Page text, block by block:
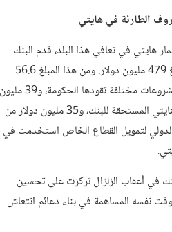
الطارئة في هايتي
هايتي في تعافي هذا البلد، قدم البنك
الدولي المساندة لأنشطة الإعمار بمبلغ 479 مليون دولار. ومن هذا المبلغ 56.6
مليون دولار استخدمت بالفعل في مشروعات مختلفة تقودها الحكومة، و39 مليون
دولار شطبت في إطار شطب ديون هايتي المستحقة للبنك، و35 مليون دولار من
لتمويل القطاع الخاص استخدمت في
في أعقاب الزلزال تركزت على تحسين
نفسه المساهمة في بناء دعائم انتعاش